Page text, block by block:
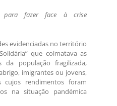
para fazer face à crise
evidenciadas no território
que colmatava as
da população fragilizada,
imigrantes ou jovens,
rendimentos foram
na situação pandémica